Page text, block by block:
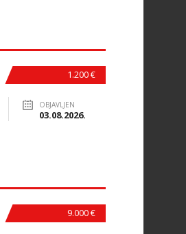
1.200 €
OBJAVLJEN
03.08.2026.
9.000 €